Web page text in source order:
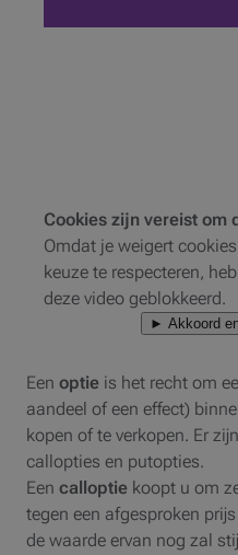
Cookies zijn vereist om
Omdat je weigert
keuze te respecteren,
deze video geblokkeerd.
► Akkoord
Een optie is het recht om
aandeel of een effect)
kopen of te verkopen. Er
callopties en putopties.
Een calloptie koopt u om
tegen een afgesproken
de waarde ervan nog zal